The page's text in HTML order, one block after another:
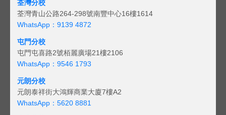
荃灣分校
荃灣青山公路264-298號南豐中心16樓1614
WhatsApp：9139 4872
屯門分校
屯門屯喜路2號栢麗廣場21樓2106
WhatsApp：9546 1793
元朗分校
元朗泰祥街大鴻輝商業大廈7樓A2
WhatsApp：5620 8881